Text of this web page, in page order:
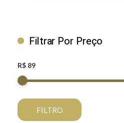
Filtrar Por Preço
R$ 89
FILTRO